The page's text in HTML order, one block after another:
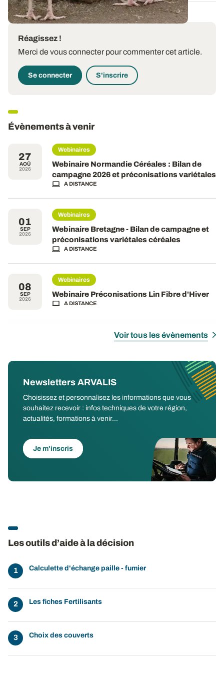
Réagissez !
Merci de vous connecter pour commenter cet article.
Se connecter S'inscrire
Évènements à venir
27
AOÛ
2026
Webinaires
Webinaire Normandie Céréales : Bilan de
campagne 2026 et préconisations variétales
A DISTANCE
01
SEP
2026
Webinaires
Webinaire Bretagne - Bilan de campagne et
préconisations variétales céréales
A DISTANCE
08
SEP
2026
Webinaires
Webinaire Préconisations Lin Fibre d'Hiver
A DISTANCE
Voir tous les évènements
Newsletters ARVALIS
Choisissez et personnalisez les informations que vous
souhaitez recevoir : infos techniques de votre région,
actualités, formations à venir...
Je m'inscris
Les outils d’aide à la décision
Calculette d'échange paille - fumier
Les fiches Fertilisants
Choix des couverts